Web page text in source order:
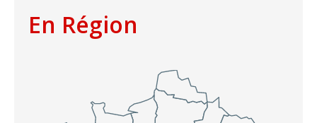
En Région